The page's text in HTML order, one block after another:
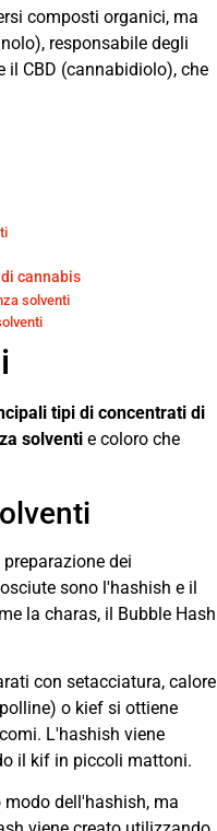
composti organici, ma
responsabile degli
CBD (cannabidiolo), che
cannabis
solventi
tipi di concentrati di
solventi e coloro che
dei
sono l'hashish e il
la charas, il Bubble Hash
con setacciatura, calore
o kief si ottiene
L'hashish viene
il kif in piccoli mattoni.
modo dell'hashish, ma